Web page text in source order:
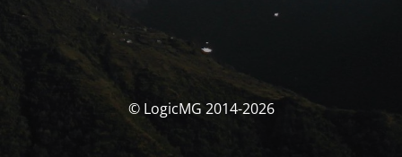
© LogicMG 2014-2026